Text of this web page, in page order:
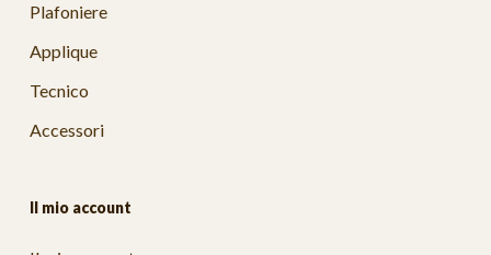
Plafoniere
Applique
Tecnico
Accessori
Il mio account